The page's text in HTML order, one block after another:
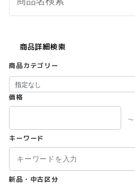
商品詳細検索
商品カテゴリー
価格
～
キーワード
新品・中古区分